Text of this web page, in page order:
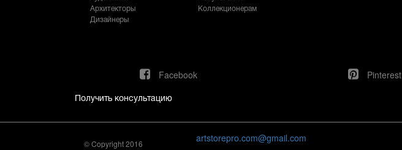
Архитекторы
Дизайнеры
Коллекционерам
Facebook Pinterest
Получить консультацию
© Copyright 2016 artstorepro.com@gmail.com